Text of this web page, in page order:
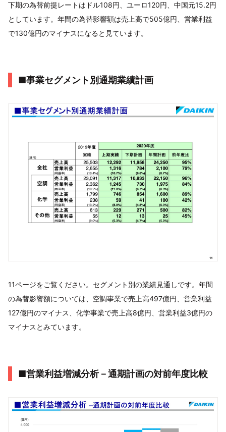
下期の為替前提レートはドル108円、ユーロ120円、中国元15.2円
としています。年間の為替影響額は売上高で505億円、営業利益
で130億円のマイナスになると見ています。
■事業セグメント別通期業績計画
11ページをご覧ください。セグメント別の業績見通しです。年間
の為替影響額については、空調事業で売上高497億円、営業利益
127億円のマイナス、化学事業で売上高8億円、営業利益3億円の
マイナスとみています。
■営業利益増減分析－通期計画の対前年度比較